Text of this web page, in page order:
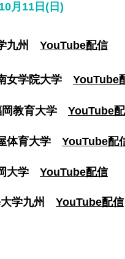
月11日(日)
九州 YouTube配信
女学院大学 YouTube
岡教育大学 YouTube
体育大学 YouTube配
大学 YouTube配信
学九州 YouTube配信